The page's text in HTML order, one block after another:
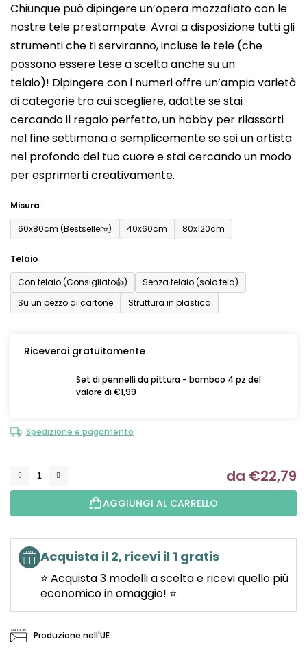
Chiunque può dipingere un’opera mozzafiato con le
nostre tele prestampate. Avrai a disposizione tutti gli
strumenti che ti serviranno, incluse le tele (che
possono essere tese a scelta anche su un
telaio)! Dipingere con i numeri offre un’ampia varietà
di categorie tra cui scegliere, adatte se stai
cercando il regalo perfetto, un hobby per rilassarti
nel fine settimana o semplicemente se sei un artista
nel profondo del tuo cuore e stai cercando un modo
per esprimerti creativamente.
Misura
60x80cm (Bestseller⭐)
40x60cm 80x120cm
Telaio
Con telaio (Consigliato👍)
Senza telaio (solo tela)
Su un pezzo di cartone
Struttura in plastica
Riceverai gratuitamente
Set di pennelli da pittura - bamboo 4 pz del
valore di €1,99
Spedizione e pagamento
da €22,79
AGGIUNGI AL CARRELLO
Acquista il 2, ricevi il 1 gratis
⭐ Acquista 3 modelli a scelta e ricevi quello più
economico in omaggio! ⭐
Produzione nell'UE
prodotto
è
0,0
su
5
stelle.